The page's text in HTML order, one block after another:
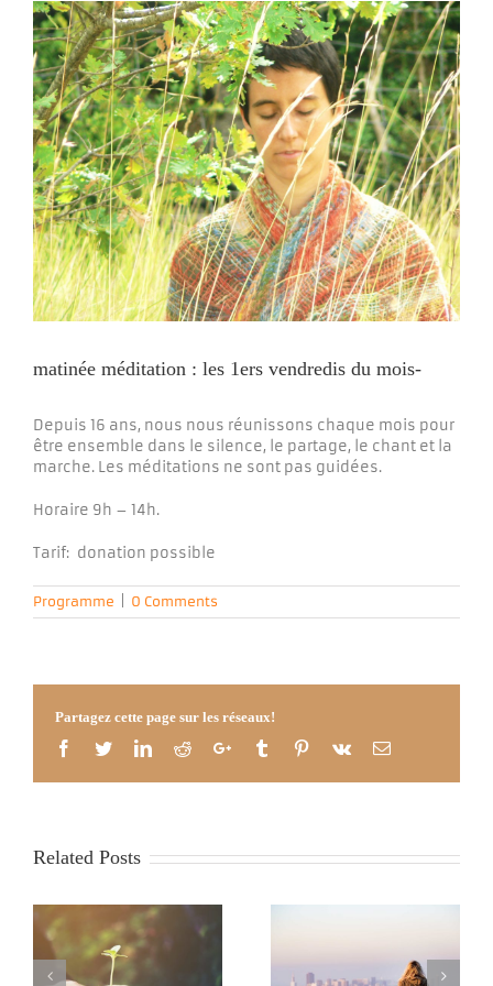
View
Larger
Image
matinée méditation : les 1ers vendredis du mois-
Depuis 16 ans, nous nous réunissons chaque mois pour
être ensemble dans le silence, le partage, le chant et la
marche. Les méditations ne sont pas guidées.
Horaire 9h – 14h.
Tarif: donation possible
Programme 0 Comments
Partagez cette page sur les réseaux!
Facebook
TwitterLinkedIn
RedditGoogle+Tumblr Pinterest
Vk Email
Related Posts
Programme MBSR été